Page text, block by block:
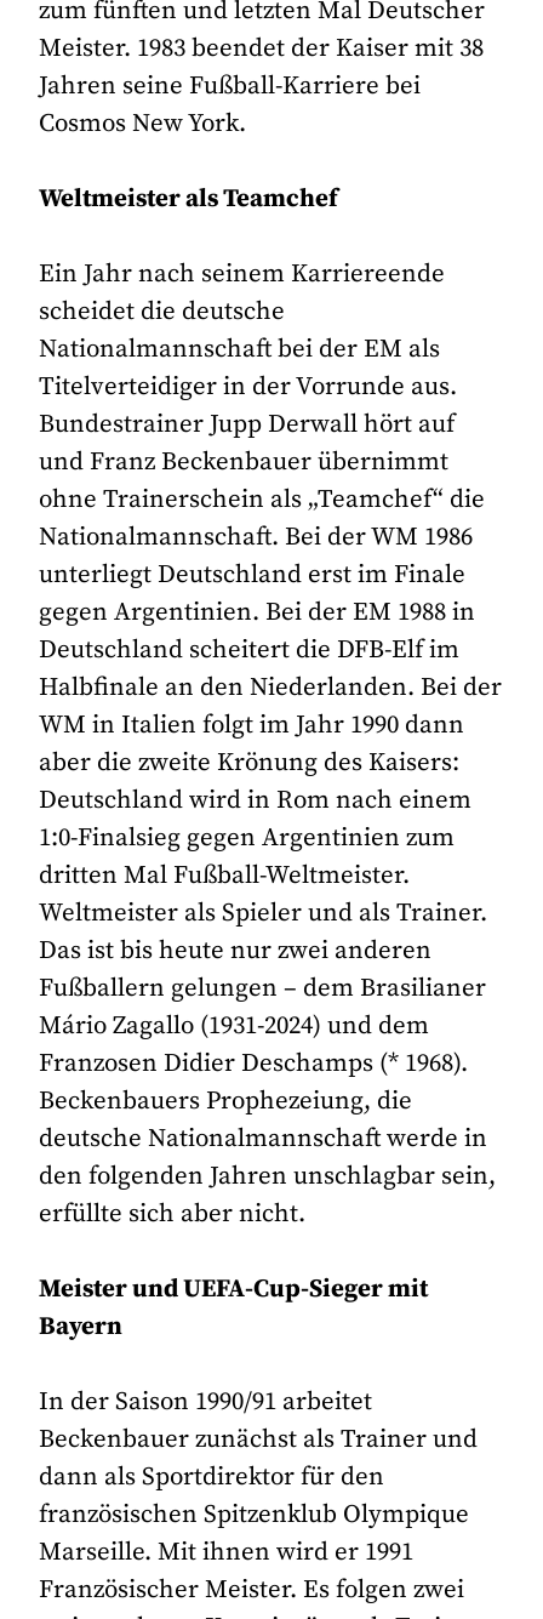
zum fünften und letzten Mal Deutscher
Meister. 1983 beendet der Kaiser mit 38
Jahren seine Fußball-Karriere bei
Cosmos New York.
Weltmeister als Teamchef
Ein Jahr nach seinem Karriereende
scheidet die deutsche
Nationalmannschaft bei der EM als
Titelverteidiger in der Vorrunde aus.
Bundestrainer Jupp Derwall hört auf
und Franz Beckenbauer übernimmt
ohne Trainerschein als „Teamchef“ die
Nationalmannschaft. Bei der WM 1986
unterliegt Deutschland erst im Finale
gegen Argentinien. Bei der EM 1988 in
Deutschland scheitert die DFB-Elf im
Halbfinale an den Niederlanden. Bei der
WM in Italien folgt im Jahr 1990 dann
aber die zweite Krönung des Kaisers:
Deutschland wird in Rom nach einem
1:0-Finalsieg gegen Argentinien zum
dritten Mal Fußball-Weltmeister.
Weltmeister als Spieler und als Trainer.
Das ist bis heute nur zwei anderen
Fußballern gelungen – dem Brasilianer
Mário Zagallo (1931-2024) und dem
Franzosen Didier Deschamps (* 1968).
Beckenbauers Prophezeiung, die
deutsche Nationalmannschaft werde in
den folgenden Jahren unschlagbar sein,
erfüllte sich aber nicht.
Meister und UEFA-Cup-Sieger mit
Bayern
In der Saison 1990/91 arbeitet
Beckenbauer zunächst als Trainer und
dann als Sportdirektor für den
französischen Spitzenklub Olympique
Marseille. Mit ihnen wird er 1991
Französischer Meister. Es folgen zwei